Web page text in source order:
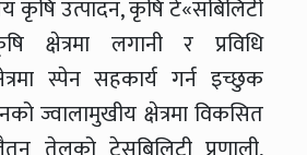
कृषि उत्पादन, कृषि टे«सबिलिटी
क्षेत्रमा लगानी र प्रविधि
स्पेन सहकार्य गर्न इच्छुक
ज्वालामुखीय क्षेत्रमा विकसित